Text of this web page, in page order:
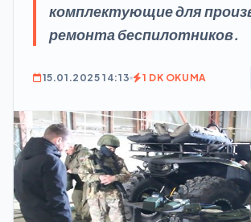
комплектующие для
ремонта беспилотников.
15.01.2025 14:13 1 DK OKUMA